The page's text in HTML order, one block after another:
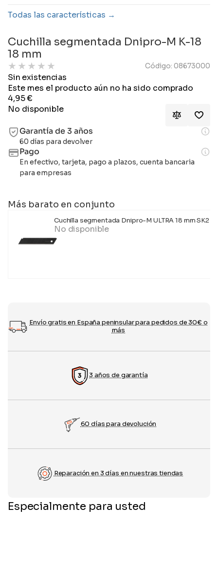
Todas las características
Cuchilla segmentada Dnipro-M K-18
18 mm
★ ★ ★ ★ ★ Código: 08673000
Sin existencias
Este mes el producto aún no ha sido comprado
4,95€
No disponible
Garantía de 3 años
60 días para devolver
Pago
En efectivo, tarjeta, pago a plazos, cuenta bancaria
para empresas
Más barato en conjunto
Cuchilla segmentada Dnipro-M ULTRA 18 mm SK2
No disponible
Envío gratis en España peninsular para pedidos de 30€ o
más
3 años de garantía
60 días para devolución
Reparación en 3 días en nuestras tiendas
Especialmente para usted